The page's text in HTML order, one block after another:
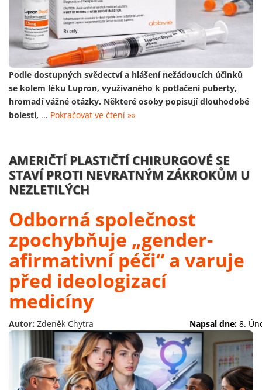
Podle dostupných svědectví a hlášení nežádoucích účinků
se kolem léku Lupron, využívaného k potlačení puberty,
hromadí vážné otázky. Některé osoby popisují dlouhodobé
bolesti, ... Pokračovat ve čtení »»
AMERIČTÍ PLASTIČTÍ CHIRURGOVÉ SE
STAVÍ PROTI NEVRATNÝM ZÁKROKŮM U
NEZLETILÝCH
Odborná společnost
zpochybňuje „gender-
afirmativní péči“ a varuje
před ideologizací
medicíny
Autor: Zdeněk Chytra Napsal dne: 8.